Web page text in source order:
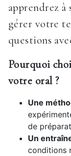
apprendrez
gérer votre
questions
Pourquoi
votre oral ?
Une
de
Un
conditions